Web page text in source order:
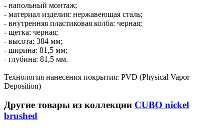
- напольный монтаж;
- материал изделия: нержавеющая сталь;
- внутренняя пластиковая колба: черная;
- щетка: черная;
- высота: 384 мм;
- ширина: 81,5 мм;
- глубина: 81,5 мм.
Технология нанесения покрытия: PVD (Physical Vapor
Deposition)
Другие товары из коллекции CUBO nickel
brushed